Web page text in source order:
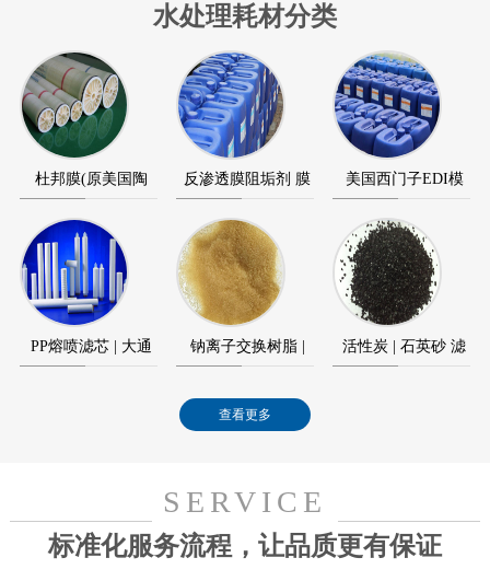
水处理耗材分类
杜邦膜(原美国陶
氏) 海德能反渗透膜
元件
反渗透膜阻垢剂 膜
清洗剂 膜杀菌剂
美国西门子EDI模
块 美国通用GE EDI
模块
PP熔喷滤芯 | 大通 钠离子交换树脂 | 活性炭 | 石英砂 滤
查看更多
SERVICE
标准化服务流程，让品质更有保证